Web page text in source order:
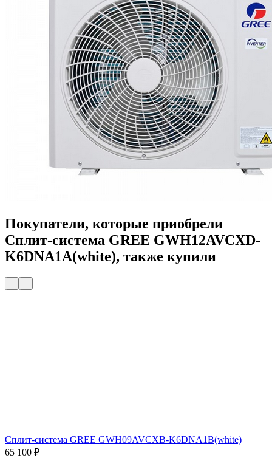
Покупатели, которые приобрели
Сплит-система GREE GWH12AVCXD-
K6DNA1A(white), также купили
Сплит-система GREE GWH09AVCXB-K6DNA1B(white)
65 100 ₽